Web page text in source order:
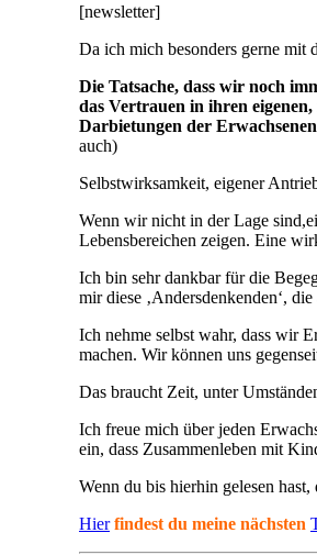
[newsletter]
Da ich mich besonders gerne mit
Die Tatsache, dass wir noch
das Vertrauen in ihren
Darbietungen der
auch)
Selbstwirksamkeit, eigener
Wenn wir nicht in der Lage
Lebensbereichen zeigen. Eine
Ich bin sehr dankbar für die
mir diese ‚Andersdenkenden‘,
Ich nehme selbst wahr, dass wir
machen. Wir können uns
Das braucht Zeit, unter
Ich freue mich über jeden
ein, dass Zusammenleben mit
Wenn du bis hierhin gelesen
Hierfindest du meine nächsten